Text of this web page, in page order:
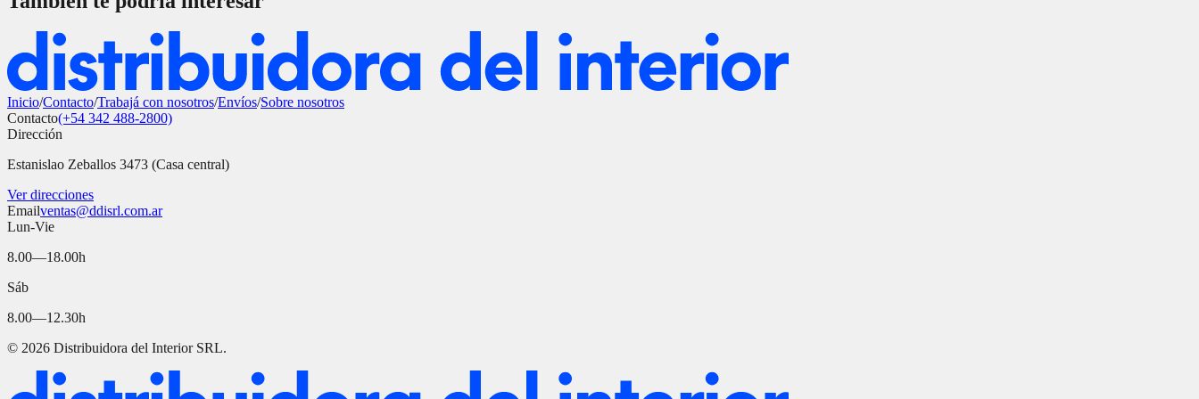
Inicio/Contacto/Trabajá con nosotros/Envíos/Sobre nosotros
Contacto(+54 342 488-2800)
Dirección
Estanislao Zeballos 3473 (Casa central)
Ver direcciones
Emailventas@ddisrl.com.ar
Lun-Vie
8.00—18.00h
Sáb
8.00—12.30h
© 2026 Distribuidora del Interior SRL.